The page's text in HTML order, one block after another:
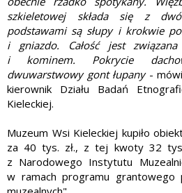
szkieletowej składa się z
podstawami są słupy i krokwie
i gniazdo. Całość jest
i kominem. Pokrycie
dwuwarstwowy gont łupany -
kierownik Działu Badań
Kieleckiej.
Muzeum Wsi Kieleckiej kupiło
za 40 tys. zł., z tej kwoty 32
z Narodowego Instytutu
w ramach programu grantowego